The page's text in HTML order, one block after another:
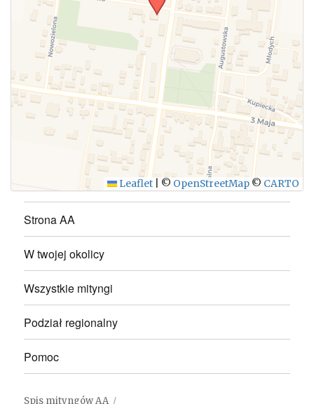
WYŚLIJ
Leaflet © OpenStreetMap © CARTO
Strona AA
W twojej okolicy
Wszystkie mityngi
Podział regionalny
Pomoc
Spis mityngów AA